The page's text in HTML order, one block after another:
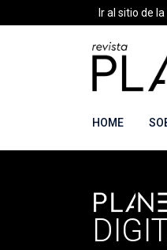
Ir al sitio de la
HOME
Portada»